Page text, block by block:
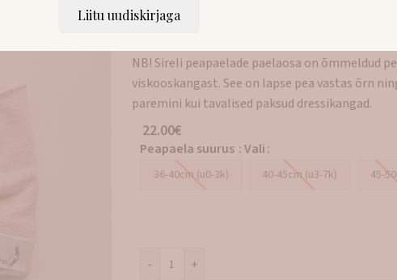
suurematele tüdrukutele on ideaalne
suviseks kasutamiseks ja kaitseks tuule eest.
NB! Sireli peapaelade paelaosa on õmmeldud
viskooskangast. See on lapse pea vastas õrn
paremini kui tavalised paksud dressikangad.
22.00€
Peapaela suurus :Vali
36-40cm (u0-3k) 40-45cm (u3-7k) 45-
- +
Liitu uudiskirjaga